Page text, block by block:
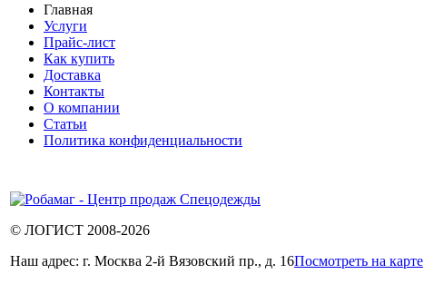
Главная
Услуги
Прайс-лист
Как купить
Доставка
Контакты
О компании
Статьи
Политика конфиденциальности
© ЛОГИСТ 2008-2026
Наш адрес: г. Москва 2-й Вязовский пр., д. 16Посмотреть на карте